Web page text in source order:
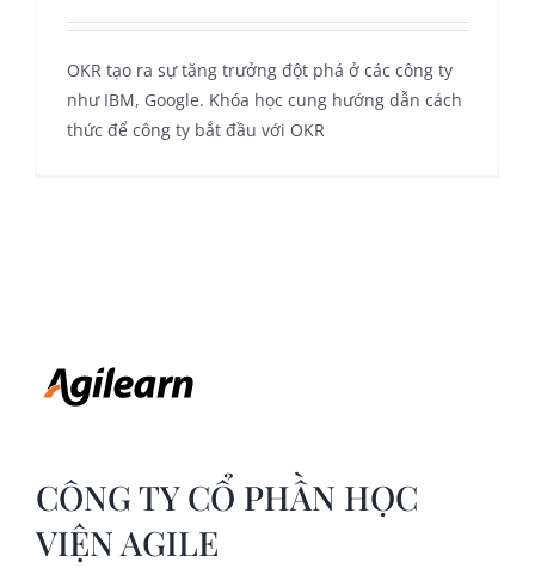
OKR tạo ra sự tăng trưởng đột phá ở các công ty
như IBM, Google. Khóa học cung hướng dẫn cách
thức để công ty bắt đầu với OKR
CÔNG TY CỔ PHẦN HỌC
VIỆN AGILE